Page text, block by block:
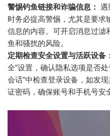
警惕钓鱼链接和诈骗信息： 遇
时务必提高警惕，尤其是要求
信息的内容。可开启消息过滤
鱼和骚扰的风险。
定期检查安全设置与活跃设备：
全”设置，确认隐私选项是否
会话”中检查登录设备，如发
证密码，确保账号和手机号安